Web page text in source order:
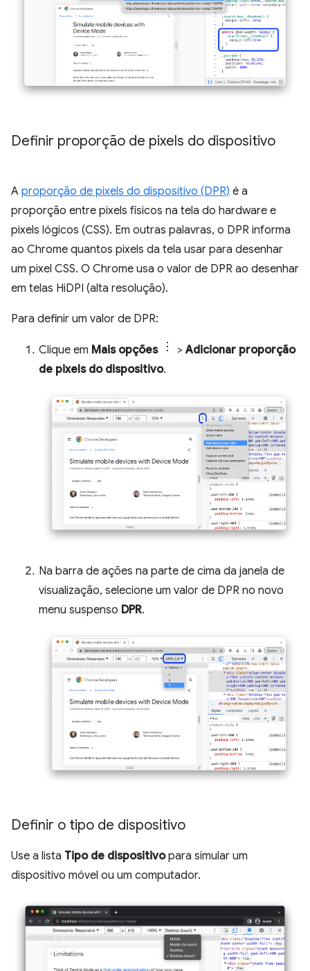
Definir proporção de pixels do dispositivo
A proporção de pixels do dispositivo (DPR) é a
proporção entre pixels físicos na tela do hardware e
pixels lógicos (CSS). Em outras palavras, o DPR informa
ao Chrome quantos pixels da tela usar para desenhar
um pixel CSS. O Chrome usa o valor de DPR ao desenhar
em telas HiDPI (alta resolução).
Para definir um valor de DPR:
Clique em Mais opções >Adicionar proporção
de pixels do dispositivo.
Na barra de ações na parte de cima da janela de
visualização, selecione um valor de DPR no novo
menu suspenso DPR.
Definir o tipo de dispositivo
Use a lista Tipo de dispositivopara simular um
dispositivo móvel ou um computador.